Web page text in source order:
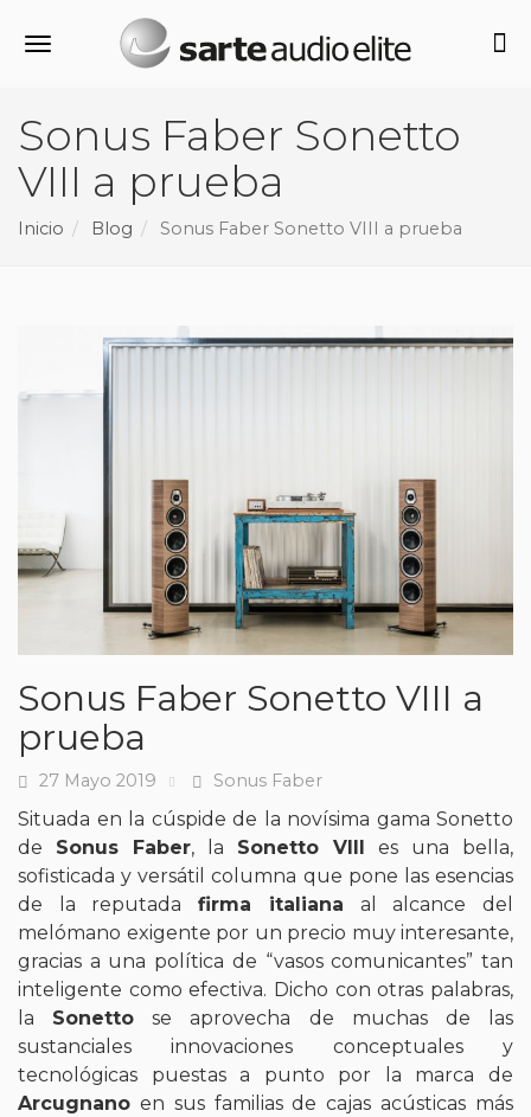
Alternar navegación
Sonus Faber Sonetto
VIII a prueba
Inicio Blog Sonus Faber Sonetto VIII a prueba
Sonus Faber Sonetto VIII a
prueba
Fecha
27 Mayo 2019 Tags
Sonus Faber
Situada en la cúspide de la novísima gama Sonetto
de Sonus Faber, la Sonetto VIII
es una bella,
sofisticada y versátil columna que pone las esencias
de la reputadafirma italiana al alcance del
melómano exigente por un precio muy interesante,
gracias a una política de “vasos comunicantes” tan
inteligente como efectiva. Dicho con otras palabras,
la Sonetto se aprovecha de muchas de las
sustanciales innovaciones conceptuales y
tecnológicas puestas a punto por la marca de
Arcugnano en sus familias de cajas acústicas más